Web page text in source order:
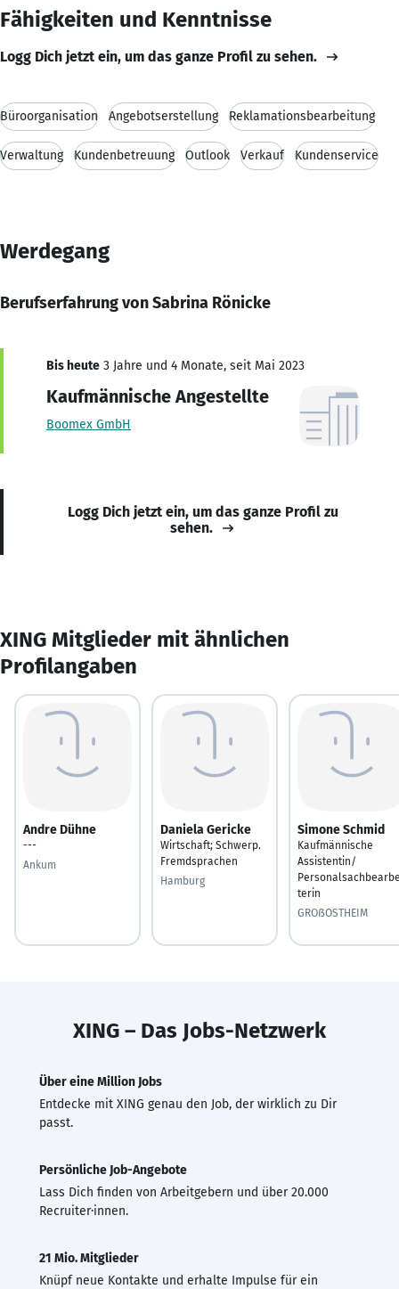
Fähigkeiten und Kenntnisse
Logg Dich jetzt ein, um das ganze Profil zu sehen.
Büroorganisation Angebotserstellung Reklamationsbearbeitung
Verwaltung Kundenbetreuung Outlook Verkauf Kundenservice
Werdegang
Berufserfahrung von Sabrina Rönicke
Bis heute 3 Jahre und 4 Monate, seit Mai 2023
Kaufmännische Angestellte
Boomex GmbH
Logg Dich jetzt ein, um das ganze Profil zu
sehen.
XING Mitglieder mit ähnlichen
Profilangaben
Andre Dühne
---
Ankum
Daniela Gericke
Wirtschaft; Schwerp.
Fremdsprachen
Hamburg
Simone Schmid
Kaufmännische
Assistentin/
terin
GROßOSTHEIM
XING – Das Jobs-Netzwerk
Über eine Million Jobs
Entdecke mit XING genau den Job, der wirklich zu Dir
passt.
Persönliche Job-Angebote
Lass Dich finden von Arbeitgebern und über 20.000
Recruiter·innen.
21 Mio. Mitglieder
Knüpf neue Kontakte und erhalte Impulse für ein